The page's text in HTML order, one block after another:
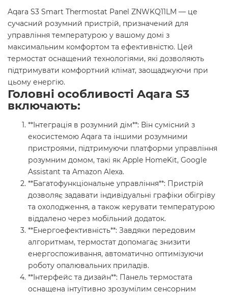
Aqara S3 Smart Thermostat Panel ZNWKQ11LM — це
сучасний розумний пристрій, призначений для
управління температурою у вашому домі з
максимальним комфортом та ефективністю. Цей
термостат оснащений технологіями, які дозволяють
підтримувати комфортний клімат, заощаджуючи при
цьому енергію.
Головні особливості Aqara S3
включають:
**Інтеграція в розумний дім**: Він сумісний з
екосистемою Aqara та іншими розумними
пристроями, підтримуючи платформи управління
розумним домом, такі як Apple HomeKit, Google
Assistant та Amazon Alexa.
**Багатофункціональне управління**: Пристрій
дозволяє задавати індивідуальні графіки обігріву
та охолодження, а також керувати температурою
віддалено через мобільний додаток.
**Енергоефективність**: Завдяки передовим
алгоритмам, термостат допомагає знизити
енергоспоживання, автоматично оптимізуючи
роботу опалювальних приладів.
**Інтерфейс та дизайн**: Панель термостата
оснащена інтуїтивно зрозумілим сенсорним